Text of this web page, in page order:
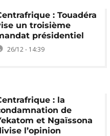
: Touadéra
un troisième
présidentiel
26/12 - 14:39
: la
de
et Ngaïssona
l’opinion